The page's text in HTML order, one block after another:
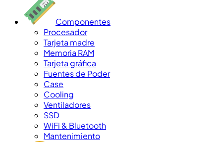
Componentes
Procesador
Tarjeta madre
Memoria RAM
Tarjeta gráfica
Fuentes de Poder
Case
Cooling
Ventiladores
SSD
WiFi & Bluetooth
Mantenimiento